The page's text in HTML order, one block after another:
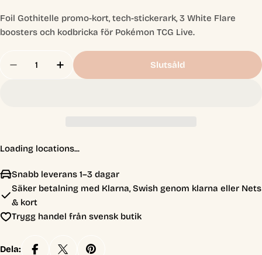
Foil Gothitelle promo-kort, tech-stickerark, 3 White Flare
boosters och kodbricka för Pokémon TCG Live.
Minska Antal För Pokemon SV10.5 - Black Bolt
Öka Antal För Pokemon SV10.5 -
Slutsåld
Loading locations...
Snabb leverans 1–3 dagar
Säker betalning med Klarna, Swish genom klarna eller Nets
& kort
Trygg handel från svensk butik
Dela: